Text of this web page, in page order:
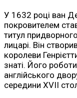
У 1632 році ван
покровителем
титул
лицарі. Він
королеви
знаті. Його
англійського
середини XVII